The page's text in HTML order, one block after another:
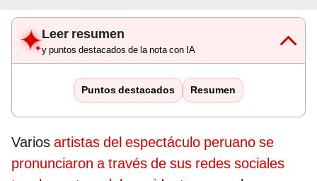
Leer resumen
y puntos destacados de la nota con IA
Puntos destacados Resumen
Varios artistas del espectáculo peruano se
pronunciaron a través de sus redes sociales